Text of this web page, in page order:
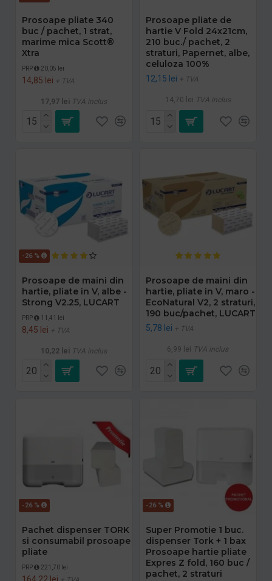
Prosoape pliate 340
buc / pachet, 1 strat,
marime mica Scott®
Xtra
PRP 20,05 lei
14,85 lei + TVA
17,97 lei TVA inclus
Prosoape pliate de
hartie V Fold 24x21cm,
210 buc./ pachet, 2
straturi, Papernet, albe,
celuloza 100%
12,15 lei + TVA
14,70 lei TVA inclus
-26 %
Prosoape de maini din
hartie, pliate in V, albe -
Strong V2.25, LUCART
PRP 11,41 lei
8,45 lei + TVA
10,22 lei TVA inclus
Prosoape de maini din
hartie, pliate in V, maro -
EcoNatural V2, 2 straturi,
190 buc/pachet, LUCART
5,78 lei + TVA
6,99 lei TVA inclus
-26 %
Pachet dispenser TORK
si consumabil prosoape
pliate
PRP 221,70 lei
164,22 lei
-26 %
Super Promotie 1 buc.
dispenser Tork + 1 bax
Prosoape hartie pliate
Expres Z fold, 160 buc /
pachet, 2 straturi